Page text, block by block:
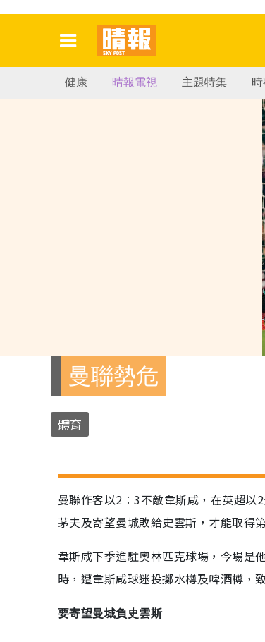
健康 晴報電視 主題特集
曼聯勢危
體育
曼聯作客以2︰3不敵韋斯咸，在英超以
茅夫及寄望曼城敗給史雲斯，才能取得
韋斯咸下季進駐奧林匹克球場，今場是
時，遭韋斯咸球迷投擲水樽及啤酒樽，
要寄望曼城負史雲斯